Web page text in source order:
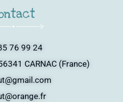
76 99 24
CARNAC (France)